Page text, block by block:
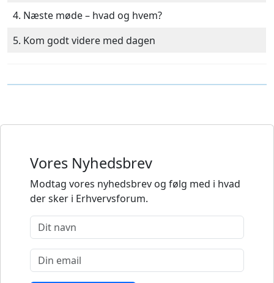
4. Næste møde – hvad og hvem?
5. Kom godt videre med dagen
Vores Nyhedsbrev
Modtag vores nyhedsbrev og følg med i hvad
der sker i Erhvervsforum.